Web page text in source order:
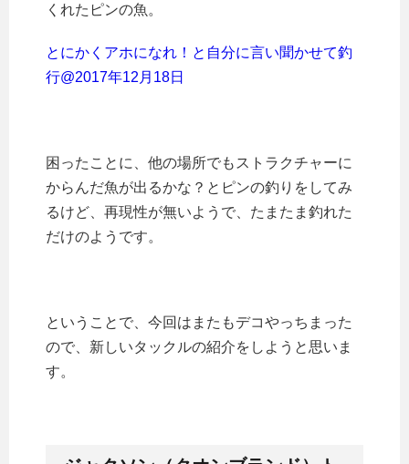
くれたピンの魚。
とにかくアホになれ！と自分に言い聞かせて釣
行@2017年12月18日
困ったことに、他の場所でもストラクチャーに
からんだ魚が出るかな？とピンの釣りをしてみ
るけど、再現性が無いようで、たまたま釣れた
だけのようです。
ということで、今回はまたもデコやっちまった
ので、新しいタックルの紹介をしようと思いま
す。